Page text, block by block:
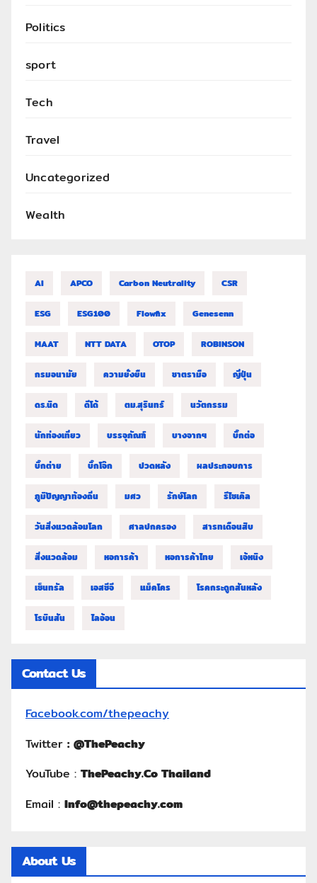
Politics
sport
Tech
Travel
Uncategorized
Wealth
AI APCO Carbon Neutrality CSR
ESG ESG100 Flowfix Genesenn
MAAT NTT DATA OTOP ROBINSON
กรมอนามัย ความยั่งยืน ชาตรามือ ญี่ปุ่น
ดร.นิด ดีโด้ ตม.สุรินทร์ นวัตกรรม
นักท่องเที่ยว บรรจุภัณฑ์ บางจากฯ บิ๊กต่อ
บิ๊กต่าย บิ๊กโจ๊ก ปวดหลัง ผลประกอบการ
ภูมิปัญญาท้องถิ่น มศว รักษ์โลก รีไซเคิล
วันสิ่งแวดล้อมโลก ศาลปกครอง สารทเดือนสิบ
สิ่งแวดล้อม หอการค้า หอการค้าไทย เจ้หนิง
เซ็นทรัล เอสซีจี แม็คโคร โรคกระดูกสันหลัง
โรบินสัน ไลอ้อน
Contact Us
Facebook.com/thepeachy
Twitter : @ThePeachy
YouTube : ThePeachy.Co Thailand
Email : Info@thepeachy.com
About Us